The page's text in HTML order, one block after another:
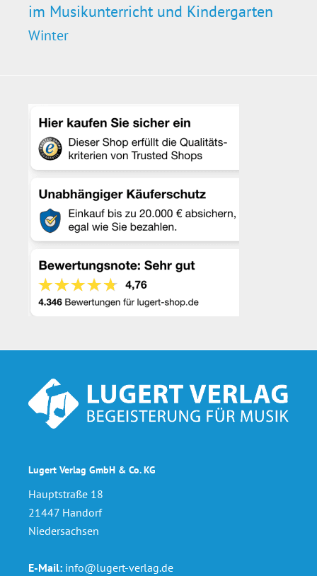
im Musikunterricht und Kindergarten
Winter
Lugert Verlag GmbH & Co. KG
Hauptstraße 18
21447 Handorf
Niedersachsen
E-Mail: info@lugert-verlag.de